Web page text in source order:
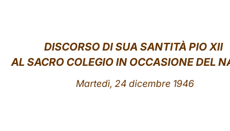
DISCORSO DI SUA SANTITÀ PIO XII
AL SACRO COLEGIO IN OCCASIONE DEL
Martedì, 24 dicembre 1946